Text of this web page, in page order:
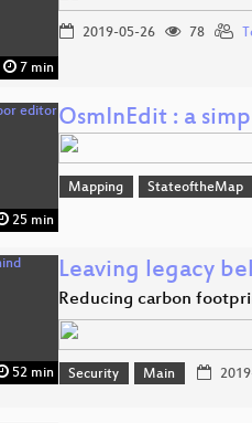
7 min
2019-05-26 78
25 min
OsmInEdit : a
Mapping StateoftheMap
52 min
Leaving legacy
Reducing carbon
Security Main